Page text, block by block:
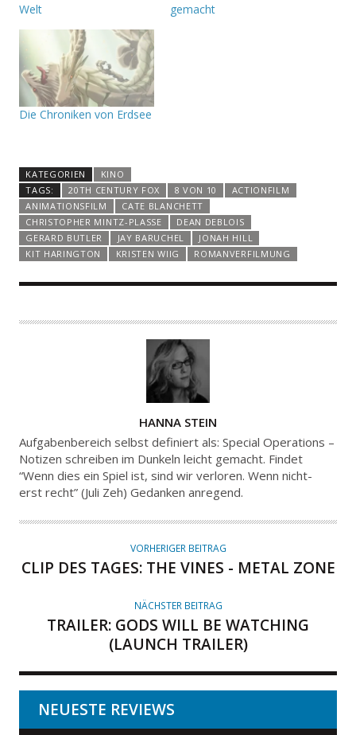
Welt
gemacht
Die Chroniken von Erdsee
KATEGORIEN
KINO
TAGS:
20TH CENTURY FOX 8 VON 10
ACTIONFILM
ANIMATIONSFILM
CATE BLANCHETT
CHRISTOPHER MINTZ-PLASSE
DEAN DEBLOIS
GERARD BUTLER
JAY BARUCHEL
JONAH HILL
KIT HARINGTON
KRISTEN WIIG ROMANVERFILMUNG
U
T
O
R
HANNA STEIN
Aufgabenbereich selbst definiert als: Special Operations –
Notizen schreiben im Dunkeln leicht gemacht. Findet
“Wenn dies ein Spiel ist, sind wir verloren. Wenn nicht-
erst recht” (Juli Zeh) Gedanken anregend.
VORHERIGER BEITRAG
CLIP DES TAGES: THE VINES - METAL ZONE
NÄCHSTER BEITRAG
TRAILER: GODS WILL BE WATCHING
(LAUNCH TRAILER)
NEUESTE REVIEWS